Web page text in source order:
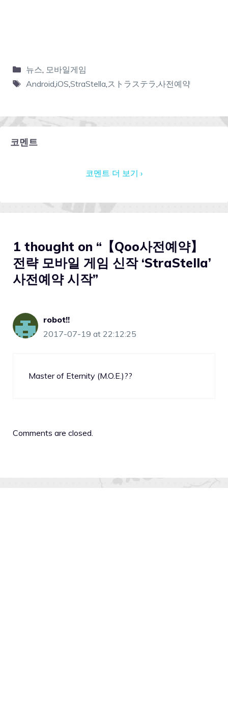
뉴스 모바일게임
Android iOS StraStella ストラステラ 사전예약
코멘트
코멘트 더 보기 ›
1 thought on “【Qoo사전예약】
전략 모바일 게임 신작 ‘StraStella’
사전예약 시작”
robot!!
2017-07-19 at 22:12:25
Master of Eternity (M.O.E.)??
Comments are closed.